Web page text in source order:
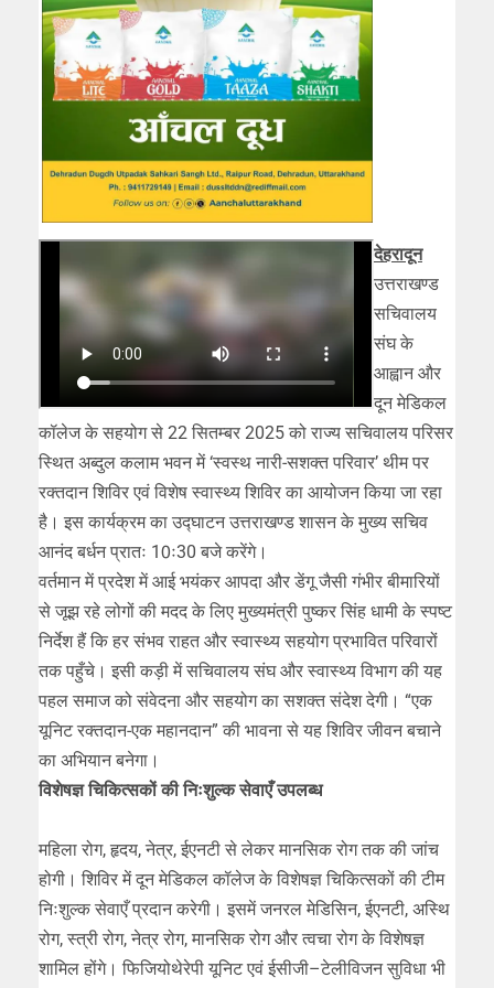
देहरादून
उत्तराखण्ड
सचिवालय
संघ के
आह्वान और
दून मेडिकल
कॉलेज के सहयोग से 22 सितम्बर 2025 को राज्य सचिवालय परिसर
स्थित अब्दुल कलाम भवन में ‘स्वस्थ नारी-सशक्त परिवार’ थीम पर
रक्तदान शिविर एवं विशेष स्वास्थ्य शिविर का आयोजन किया जा रहा
है। इस कार्यक्रम का उद्घाटन उत्तराखण्ड शासन के मुख्य सचिव
आनंद बर्धन प्रातः 10ः30 बजे करेंगे।
वर्तमान में प्रदेश में आई भयंकर आपदा और डेंगू जैसी गंभीर बीमारियों
से जूझ रहे लोगों की मदद के लिए मुख्यमंत्री पुष्कर सिंह धामी के स्पष्ट
निर्देश हैं कि हर संभव राहत और स्वास्थ्य सहयोग प्रभावित परिवारों
तक पहुँचे। इसी कड़ी में सचिवालय संघ और स्वास्थ्य विभाग की यह
पहल समाज को संवेदना और सहयोग का सशक्त संदेश देगी। “एक
यूनिट रक्तदान-एक महानदान” की भावना से यह शिविर जीवन बचाने
का अभियान बनेगा।
विशेषज्ञ चिकित्सकों की निःशुल्क सेवाएँ उपलब्ध
महिला रोग, हृदय, नेत्र, ईएनटी से लेकर मानसिक रोग तक की जांच
होगी। शिविर में दून मेडिकल कॉलेज के विशेषज्ञ चिकित्सकों की टीम
निःशुल्क सेवाएँ प्रदान करेगी। इसमें जनरल मेडिसिन, ईएनटी, अस्थि
रोग, स्त्री रोग, नेत्र रोग, मानसिक रोग और त्वचा रोग के विशेषज्ञ
शामिल होंगे। फिजियोथेरेपी यूनिट एवं ईसीजी–टेलीविजन सुविधा भी